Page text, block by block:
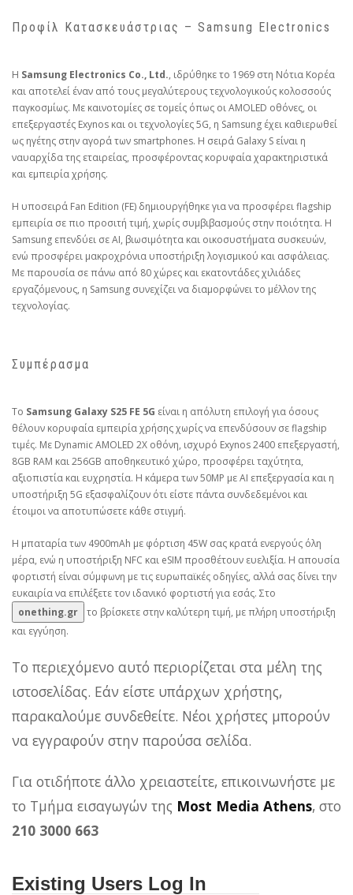
Προφίλ Κατασκευάστριας – Samsung Electronics
Η Samsung Electronics Co., Ltd., ιδρύθηκε το 1969 στη Νότια Κορέα
και αποτελεί έναν από τους μεγαλύτερους τεχνολογικούς κολοσσούς
παγκοσμίως. Με καινοτομίες σε τομείς όπως οι AMOLED οθόνες, οι
επεξεργαστές Exynos και οι τεχνολογίες 5G, η Samsung έχει καθιερωθεί
ως ηγέτης στην αγορά των smartphones. Η σειρά Galaxy S είναι η
ναυαρχίδα της εταιρείας, προσφέροντας κορυφαία χαρακτηριστικά
και εμπειρία χρήσης.
Η υποσειρά Fan Edition (FE) δημιουργήθηκε για να προσφέρει flagship
εμπειρία σε πιο προσιτή τιμή, χωρίς συμβιβασμούς στην ποιότητα. Η
Samsung επενδύει σε AI, βιωσιμότητα και οικοσυστήματα συσκευών,
ενώ προσφέρει μακροχρόνια υποστήριξη λογισμικού και ασφάλειας.
Με παρουσία σε πάνω από 80 χώρες και εκατοντάδες χιλιάδες
εργαζόμενους, η Samsung συνεχίζει να διαμορφώνει το μέλλον της
τεχνολογίας.
Συμπέρασμα
Το Samsung Galaxy S25 FE 5G είναι η απόλυτη επιλογή για όσους
θέλουν κορυφαία εμπειρία χρήσης χωρίς να επενδύσουν σε flagship
τιμές. Με Dynamic AMOLED 2X οθόνη, ισχυρό Exynos 2400 επεξεργαστή,
8GB RAM και 256GB αποθηκευτικό χώρο, προσφέρει ταχύτητα,
αξιοπιστία και ευχρηστία. Η κάμερα των 50MP με AI επεξεργασία και η
υποστήριξη 5G εξασφαλίζουν ότι είστε πάντα συνδεδεμένοι και
έτοιμοι να αποτυπώσετε κάθε στιγμή.
Η μπαταρία των 4900mAh με φόρτιση 45W σας κρατά ενεργούς όλη
μέρα, ενώ η υποστήριξη NFC και eSIM προσθέτουν ευελιξία. Η απουσία
φορτιστή είναι σύμφωνη με τις ευρωπαϊκές οδηγίες, αλλά σας δίνει την
ευκαιρία να επιλέξετε τον ιδανικό φορτιστή για εσάς. Στο
onething.gr
το βρίσκετε στην καλύτερη τιμή, με πλήρη υποστήριξη
και εγγύηση.
Το περιεχόμενο αυτό περιορίζεται στα μέλη της
ιστοσελίδας. Εάν είστε υπάρχων χρήστης,
παρακαλούμε συνδεθείτε. Νέοι χρήστες μπορούν
να εγγραφούν στην παρούσα σελίδα.
Για οτιδήποτε άλλο χρειαστείτε, επικοινωνήστε με
το Τμήμα εισαγωγών της Most Media Athens, στο
210 3000 663
Existing Users Log In